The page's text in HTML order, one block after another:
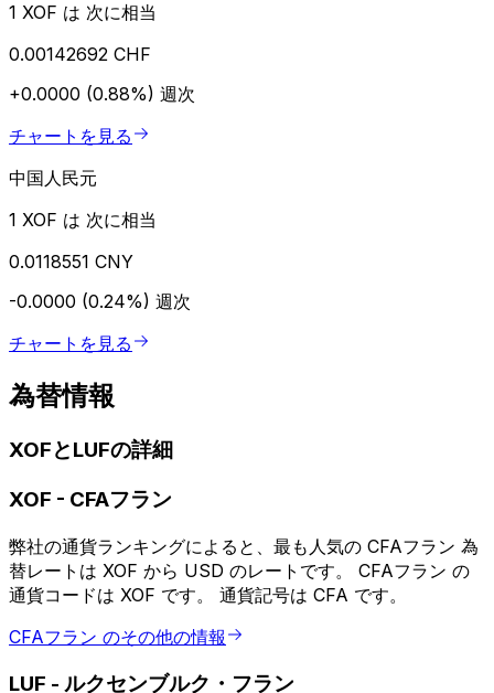
1 XOF は 次に相当
0.00142692 CHF
+0.0000 (0.88%) 週次
チャートを見る
中国人民元
1 XOF は 次に相当
0.0118551 CNY
-0.0000 (0.24%) 週次
チャートを見る
為替情報
XOFとLUFの詳細
XOF - CFAフラン
弊社の通貨ランキングによると、最も人気の CFAフラン 為
替レートは XOF から USD のレートです。 CFAフラン の
通貨コードは XOF です。 通貨記号は CFA です。
CFAフラン のその他の情報
LUF - ルクセンブルク・フラン